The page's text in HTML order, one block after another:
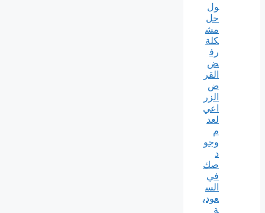
ول
حل
مش
كلة
رف
ض
القر
ض
الزر
اعي
لعد
م
وجو
د
صك
في
الس
عودي
ة